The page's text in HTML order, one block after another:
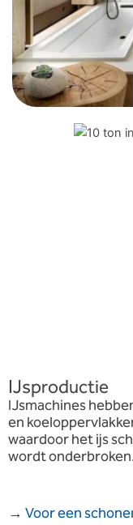
IJsproductie
IJsmachines
en
waardoor het ijs
wordt
→ Voor een